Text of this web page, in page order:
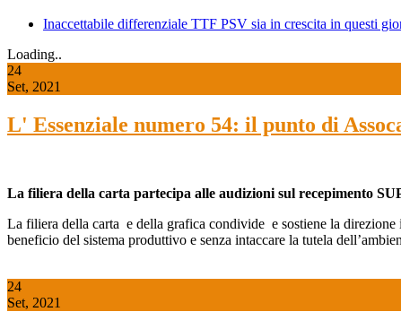
Inaccettabile differenziale TTF PSV sia in crescita in questi
Loading..
24
Set, 2021
L' Essenziale numero 54: il punto di
La filiera della carta partecipa alle audizioni sul recepimento
La filiera della carta e della grafica condivide e sostiene la direzione
beneficio del sistema produttivo e senza intaccare la tutela
24
Set, 2021